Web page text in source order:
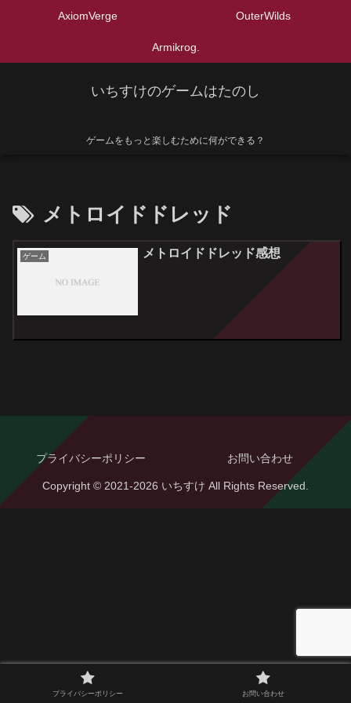
いちすけのゲームはたのし
ゲームをもっと楽しむために何ができる？
AxiomVerge OuterWilds
Armikrog.
メトロイドドレッド
ゲーム メトロイドドレッド感想
プライバシーポリシー お問い合わせ
Copyright © 2021-2026 いちすけ All Rights Reserved.
プライバシーポリシー お問い合わせ